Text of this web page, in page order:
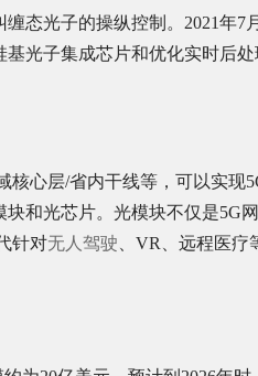
态光子的操纵控制。2021年7
光子集成芯片和优化实时后处
心层/省内干线等，可以实现
和光芯片。光模块不仅是5G
针对无人驾驶 、VR、远程医